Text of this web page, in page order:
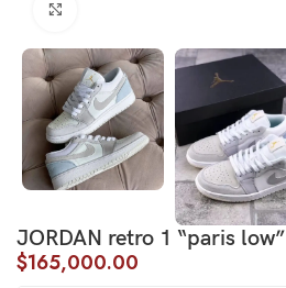
JORDAN retro 1 “paris low”
$165,000.00